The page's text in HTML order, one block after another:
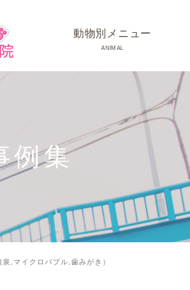
動物別メニュー
ANIMAL
ネコちゃんの病気
うさぎちゃん･その他動物の病気
例集
,マイクロバブル,歯みがき）